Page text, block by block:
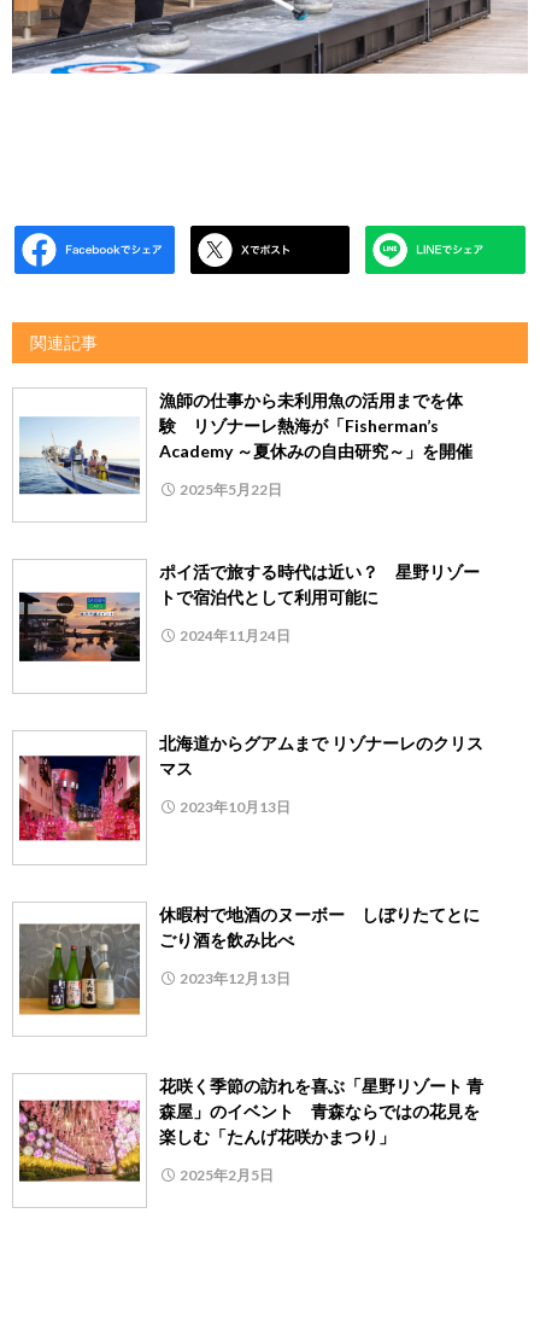
関連記事
漁師の仕事から未利用魚の活用までを体
験 リゾナーレ熱海が「Fisherman’s
Academy ～夏休みの自由研究～」を開催
2025年5月22日
ポイ活で旅する時代は近い？ 星野リゾー
トで宿泊代として利用可能に
2024年11月24日
北海道からグアムまで リゾナーレのクリス
マス
2023年10月13日
休暇村で地酒のヌーボー しぼりたてとに
ごり酒を飲み比べ
2023年12月13日
花咲く季節の訪れを喜ぶ「星野リゾート 青
森屋」のイベント 青森ならではの花見を
楽しむ「たんげ花咲かまつり」
2025年2月5日